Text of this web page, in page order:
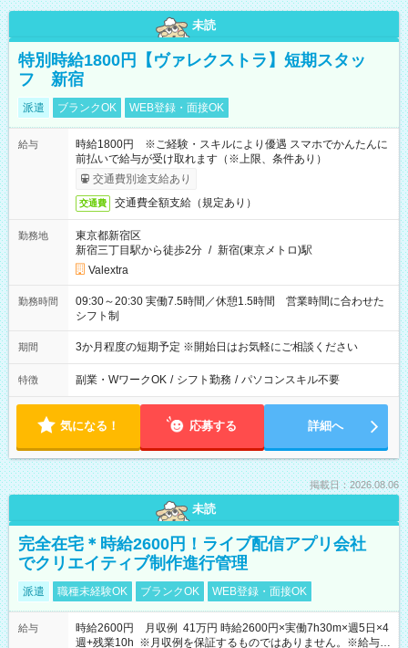
未読
特別時給1800円【ヴァレクストラ】短期スタッ
フ 新宿
派遣 ブランクOK WEB登録・面接OK
給与
時給1800円 ※ご経験・スキルにより優遇 スマホでかんたんに
前払いで給与が受け取れます（※上限、条件あり）
交通費別途支給あり
交通費 交通費全額支給（規定あり）
勤務地
東京都新宿区
新宿三丁目駅から徒歩2分 / 新宿(東京メトロ)駅
Valextra
勤務時間
09:30～20:30 実働7.5時間／休憩1.5時間 営業時間に合わせた
シフト制
期間 3か月程度の短期予定 ※開始日はお気軽にご相談ください
特徴 副業・WワークOK / シフト勤務 / パソコンスキル不要
気になる！ 応募する 詳細へ
掲載日：2026.08.06
未読
完全在宅＊時給2600円！ライブ配信アプリ会社
でクリエイティブ制作進行管理
派遣 職種未経験OK ブランクOK WEB登録・面接OK
給与
時給2600円 月収例 41万円 時給2600円×実働7h30m×週5日×4
週+残業10h ※月収例を保証するものではありません。※給与即